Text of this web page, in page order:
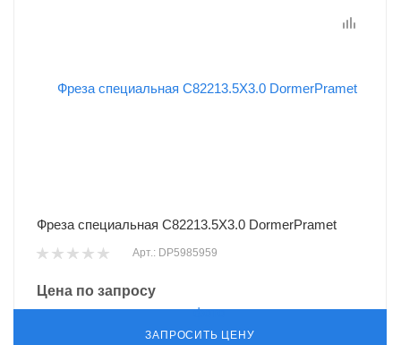
Фреза специальная C82213.5X3.0 DormerPramet
Арт.: DP5985959
Цена по запросу
ЗАПРОСИТЬ ЦЕНУ